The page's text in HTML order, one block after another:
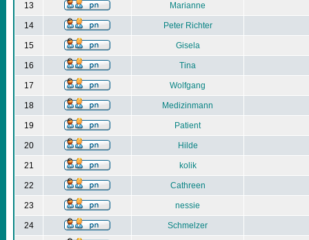
13 Marianne
14 Peter Richter
15 Gisela
16 Tina
17 Wolfgang
18 Medizinmann
19 Patient
20 Hilde
21 kolik
22 Cathreen
23 nessie
24 Schmelzer